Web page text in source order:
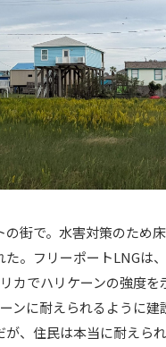
街で。水害対策のため
た。フリーポートLNGは
カでハリケーンの強度を
ンに耐えられるように建
が、住民は本当に耐えら